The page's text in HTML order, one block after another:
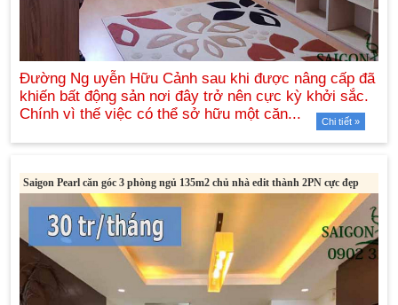
Chi tiết »
Saigon Pearl căn góc 3 phòng ngủ 135m2 chủ nhà edit thành 2PN cực đẹp